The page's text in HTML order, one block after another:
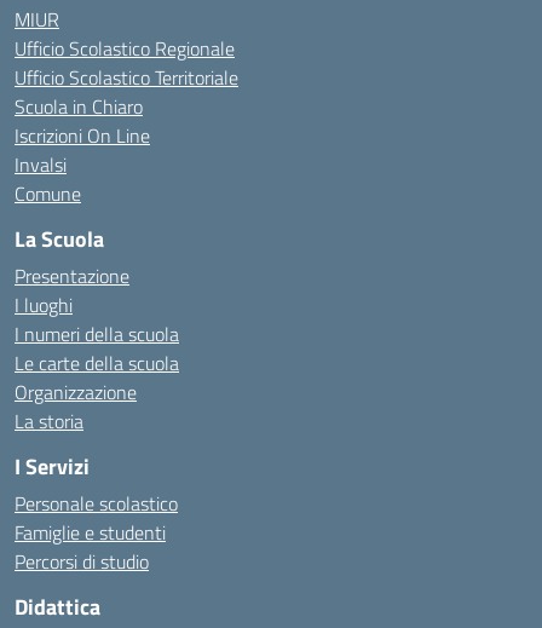
MIUR
Ufficio Scolastico Regionale
Ufficio Scolastico Territoriale
Scuola in Chiaro
Iscrizioni On Line
Invalsi
Comune
La Scuola
Presentazione
I luoghi
I numeri della scuola
Le carte della scuola
Organizzazione
La storia
I Servizi
Personale scolastico
Famiglie e studenti
Percorsi di studio
Didattica